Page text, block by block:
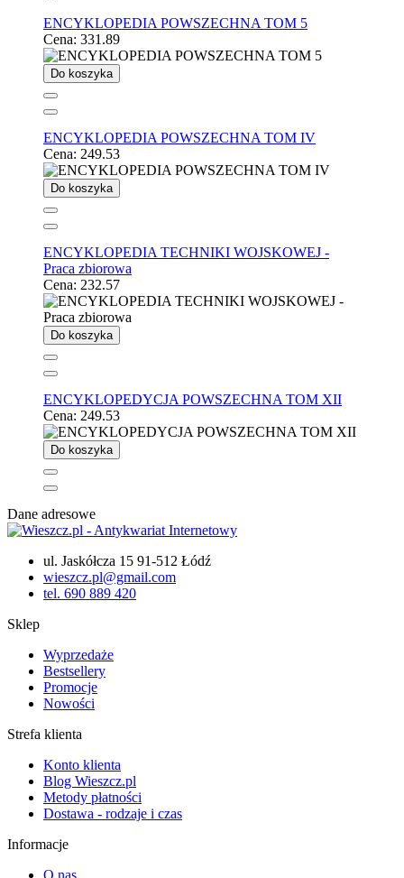
ENCYKLOPEDIA POWSZECHNA TOM 5
Cena: 331.89
Do koszyka
ENCYKLOPEDIA POWSZECHNA TOM IV
Cena: 249.53
Do koszyka
ENCYKLOPEDIA TECHNIKI WOJSKOWEJ -
Praca zbiorowa
Cena: 232.57
Do koszyka
ENCYKLOPEDYCJA POWSZECHNA TOM XII
Cena: 249.53
Do koszyka
Dane adresowe
ul. Jaskółcza 15 91-512 Łódź
wieszcz.pl@gmail.com
tel. 690 889 420
Sklep
Wyprzedaże
Bestsellery
Promocje
Nowości
Strefa klienta
Konto klienta
Blog Wieszcz.pl
Metody płatności
Dostawa - rodzaje i czas
Informacje
O nas